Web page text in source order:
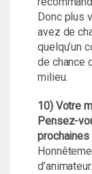
Donc plus
avez de
quelqu’un
de chance
milieu.
10) Votre
Pensez-
prochaines